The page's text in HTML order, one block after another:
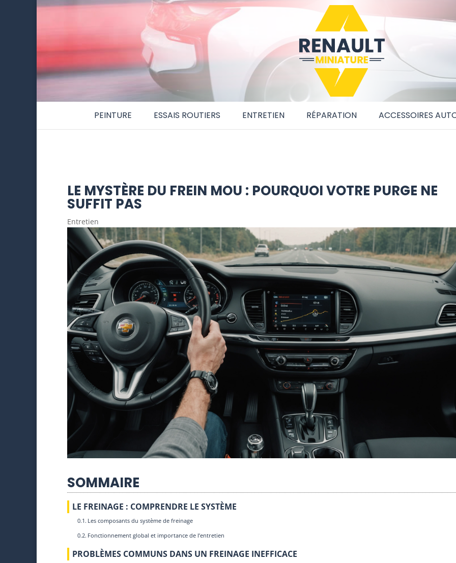
PEINTURE ESSAIS ROUTIERS ENTRETIEN RÉPARATION ACCESSOIRES
LE MYSTÈRE DU FREIN MOU : POURQUOI VOTRE PURGE NE
SUFFIT PAS
Entretien
SOMMAIRE
LE FREINAGE : COMPRENDRE LE SYSTÈME
Les composants du système de freinage
Fonctionnement global et importance de l’entretien
PROBLÈMES COMMUNS DANS UN FREINAGE INEFFICACE